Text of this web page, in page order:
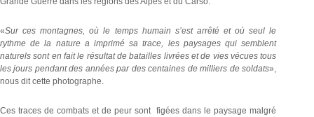
«Sur ces montagnes, où le temps humain s’est arrêté et où seul le
rythme de la nature a imprimé sa trace, les paysages qui semblent
naturels sont en fait le résultat de batailles livrées et de vies vécues tous
les jours pendant des années par des centaines de milliers de soldats»,
nous dit cette photographe.
Ces traces de combats et de peur sont figées dans le paysage malgré